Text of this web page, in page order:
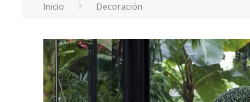
ABAD VERGARA ARQUITECTOS –
COLINEAL – ESPECIAL
ADRIANA HOYOS DESIGN
Inicio Decoración